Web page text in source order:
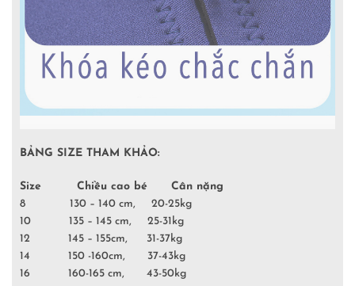
BẢNG SIZE THAM KHẢO:
Size Chiều cao bé Cân nặng
8 130 – 140 cm, 20-25kg
10 135 – 145 cm, 25-31kg
12 145 – 155cm, 31-37kg
14 150 -160cm, 37-43kg
16 160-165 cm, 43-50kg